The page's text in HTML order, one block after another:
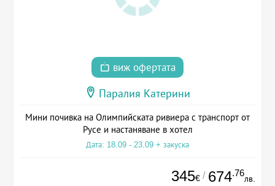
виж офертата
Паралия Катерини
Мини почивка на Олимпийската ривиера с транспорт от
Русе и настаняване в хотел
Дата: 18.09 - 23.09 + закуска
345€ / 674.76
лв.